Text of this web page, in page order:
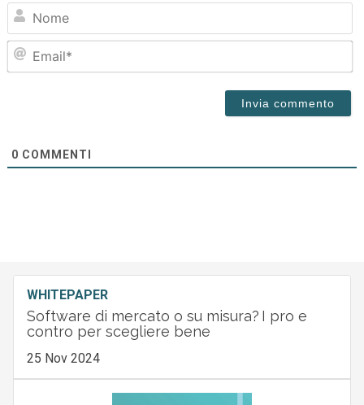
0 COMMENTI
WHITEPAPER
Software di mercato o su misura? I pro e
contro per scegliere bene
25 Nov 2024